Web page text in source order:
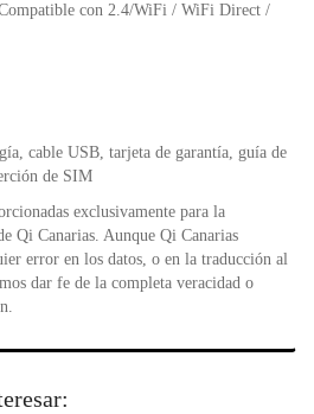
con 2.4/WiFi / WiFi Direct /
cable USB, tarjeta de garantía, guía de
de SIM
exclusivamente para la
Qi Canarias. Aunque Qi Canarias
error en los datos, o en la traducción al
dar fe de la completa veracidad o